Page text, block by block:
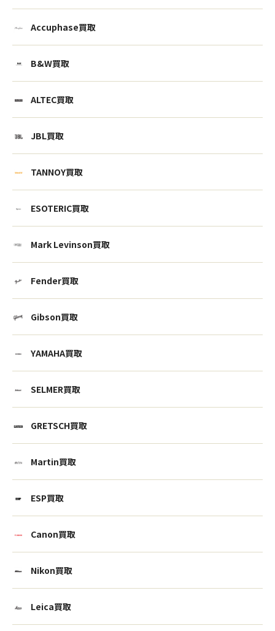
Accuphase買取
B&W買取
ALTEC買取
JBL買取
TANNOY買取
ESOTERIC買取
Mark Levinson買取
Fender買取
Gibson買取
YAMAHA買取
SELMER買取
GRETSCH買取
Martin買取
ESP買取
Canon買取
Nikon買取
Leica買取